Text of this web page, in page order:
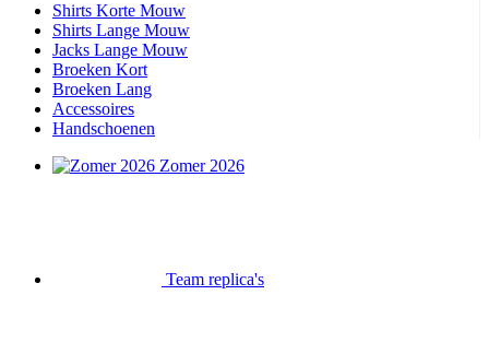
Shirts Korte Mouw
Shirts Lange Mouw
Jacks Lange Mouw
Broeken Kort
Broeken Lang
Accessoires
Handschoenen
Zomer 2026